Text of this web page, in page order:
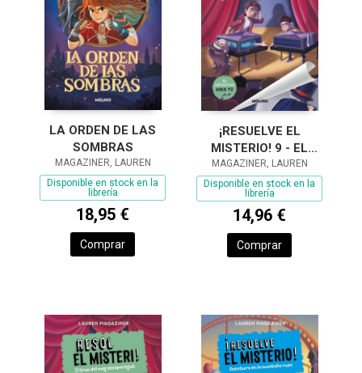
LA ORDEN DE LAS
SOMBRAS
MAGAZINER, LAUREN
Disponible en stock en la
librería
18,95 €
Comprar
¡RESUELVE EL
MISTERIO! 9 - EL
TRUCO DEL MAGO
DESAPARECIDO
MAGAZINER, LAUREN
Disponible en stock en la
librería
14,96 €
Comprar